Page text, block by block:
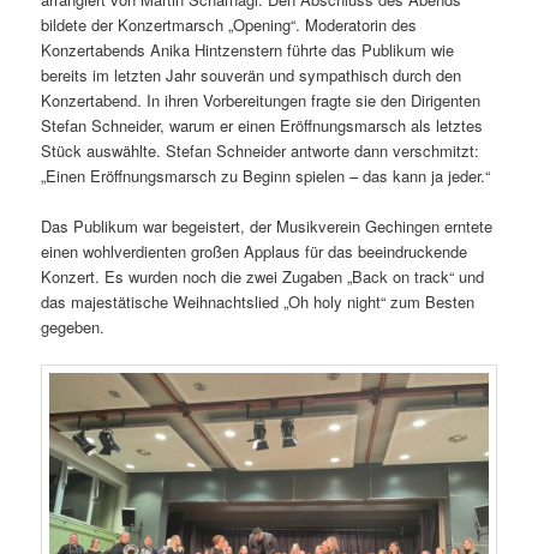
bildete der Konzertmarsch „Opening“. Moderatorin des
Konzertabends Anika Hintzenstern führte das Publikum wie
bereits im letzten Jahr souverän und sympathisch durch den
Konzertabend. In ihren Vorbereitungen fragte sie den Dirigenten
Stefan Schneider, warum er einen Eröffnungsmarsch als letztes
Stück auswählte. Stefan Schneider antworte dann verschmitzt:
„Einen Eröffnungsmarsch zu Beginn spielen – das kann ja jeder.“
Das Publikum war begeistert, der Musikverein Gechingen erntete
einen wohlverdienten großen Applaus für das beeindruckende
Konzert. Es wurden noch die zwei Zugaben „Back on track“ und
das majestätische Weihnachtslied „Oh holy night“ zum Besten
gegeben.